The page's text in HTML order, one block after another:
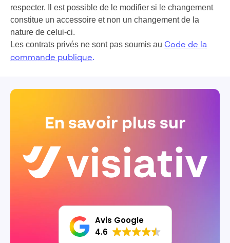
respecter. Il est possible de le modifier si le changement
constitue un accessoire et non un changement de la
nature de celui-ci.
Les contrats privés ne sont pas soumis au Code de la
commande publique.
En savoir plus sur
Avis Google
4.6